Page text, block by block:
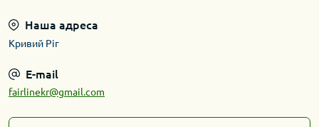
Наша адреса
Кривий Ріг
E-mail
fairlinekr@gmail.com